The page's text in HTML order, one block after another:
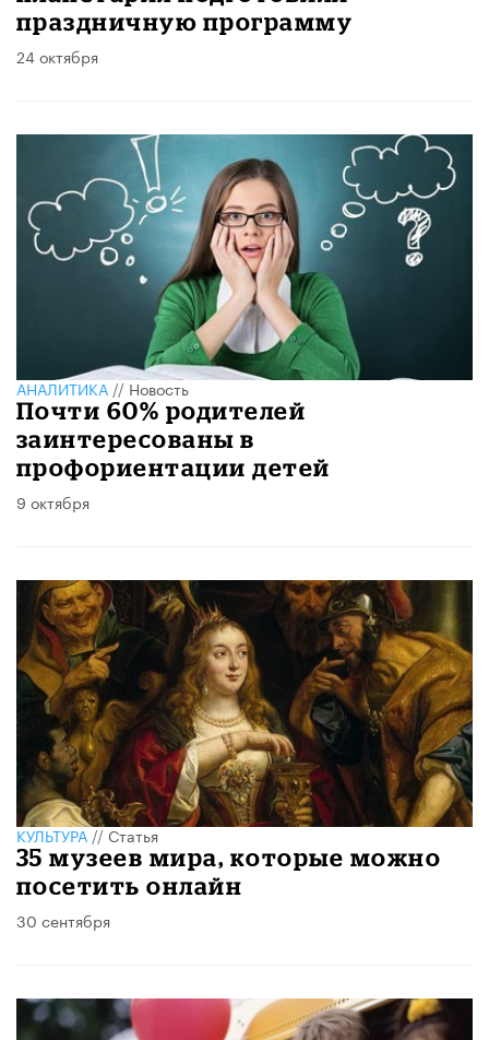
праздничную программу
24 октября
АНАЛИТИКА//Новость
Почти 60% родителей
заинтересованы в
профориентации детей
9 октября
КУЛЬТУРА//Статья
35 музеев мира, которые можно
посетить онлайн
30 сентября